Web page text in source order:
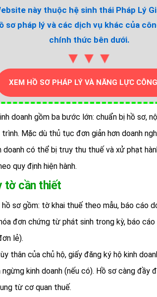
này thuộc hệ sinh thái Pháp Lý
sơ pháp lý và các dịch vụ khác của
chính thức bên dưới.
▼▼▼
XEM HỒ SƠ PHÁP LÝ VÀ NĂNG LỰC
doanh gồm ba bước lớn: chuẩn bị hồ sơ,
Mặc dù thủ tục đơn giản hơn doanh
doanh có thể bị truy thu thuế và xử phạt
quy định hiện hành.
tờ cần thiết
hồ sơ gồm: tờ khai thuế theo mẫu, báo cáo
đơn chứng từ phát sinh trong kỳ, báo
lẻ).
thân của chủ hộ, giấy đăng ký hộ kinh
kinh doanh (nếu có). Hồ sơ càng đầy
từ cơ quan thuế.